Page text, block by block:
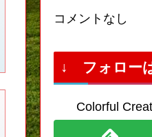
コメントなし
↓ フォロー
Colorful